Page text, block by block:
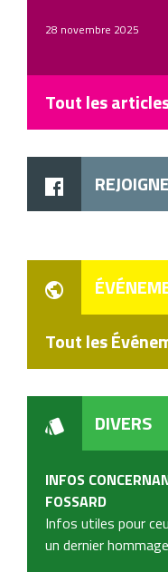
28 novembre 2025
Tout les
Tout les
DIVERS
INFOS
FOSSARD
Infos utiles pour
un dernier hommage